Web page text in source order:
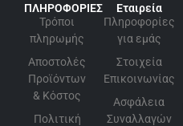
ΠΛΗΡΟΦΟΡΙΕΣ
Τρόποι
πληρωμής
Αποστολές
Προϊόντων
& Κόστος
Πολιτική
Εταιρεία
Πληροφορίες
για εμάς
Στοιχεία
Επικοινωνίας
Ασφάλεια
Συναλλαγών